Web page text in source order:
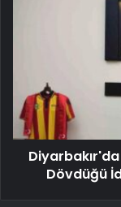
Dövdüğü